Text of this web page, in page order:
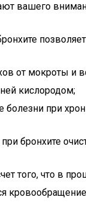
вашего
от мокроты и
кислородом;
болезни при
бронхите
того, что в